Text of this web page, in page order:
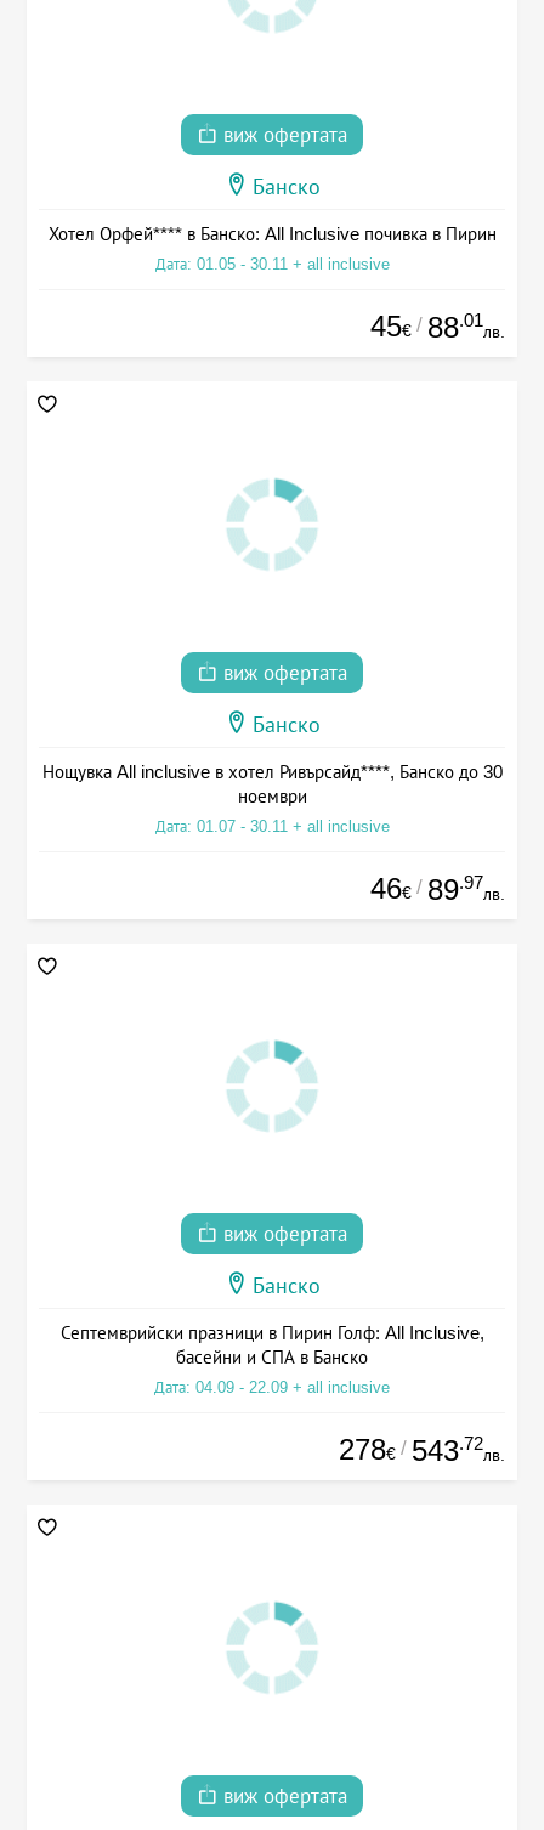
виж офертата
Банско
Хотел Орфей**** в Банско: All Inclusive почивка в Пирин
Дата: 01.05 - 30.11 + all inclusive
45€ / 88.01
лв.
виж офертата
Банско
Нощувка All inclusive в хотел Ривърсайд****, Банско до 30
ноември
Дата: 01.07 - 30.11 + all inclusive
46€ / 89.97
лв.
виж офертата
Банско
Септемврийски празници в Пирин Голф: All Inclusive,
басейни и СПА в Банско
Дата: 04.09 - 22.09 + all inclusive
278€ / 543.72
лв.
виж офертата